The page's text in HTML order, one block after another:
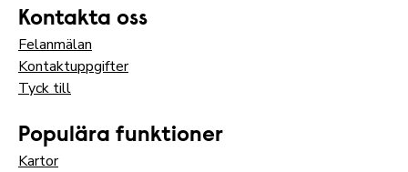
Kontakta oss
Felanmälan
Kontaktuppgifter
Tyck till
Populära funktioner
Kartor